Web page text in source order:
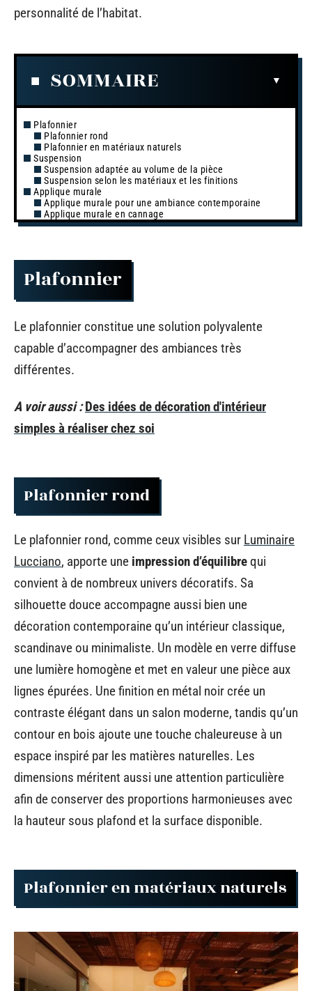
personnalité de l’habitat.
SOMMAIRE
Plafonnier
Plafonnier rond
Plafonnier en matériaux naturels
Suspension
Suspension adaptée au volume de la pièce
Suspension selon les matériaux et les finitions
Applique murale
Applique murale pour une ambiance contemporaine
Applique murale en cannage
Plafonnier
Le plafonnier constitue une solution polyvalente
capable d’accompagner des ambiances très
différentes.
A voir aussi : Des idées de décoration d'intérieur
simples à réaliser chez soi
Plafonnier rond
Le plafonnier rond, comme ceux visibles sur Luminaire
Lucciano, apporte une impression d’équilibrequi
convient à de nombreux univers décoratifs. Sa
silhouette douce accompagne aussi bien une
décoration contemporaine qu’un intérieur classique,
scandinave ou minimaliste. Un modèle en verre diffuse
une lumière homogène et met en valeur une pièce aux
lignes épurées. Une finition en métal noir crée un
contraste élégant dans un salon moderne, tandis qu’un
contour en bois ajoute une touche chaleureuse à un
espace inspiré par les matières naturelles. Les
dimensions méritent aussi une attention particulière
afin de conserver des proportions harmonieuses avec
la hauteur sous plafond et la surface disponible.
Plafonnier en matériaux naturels